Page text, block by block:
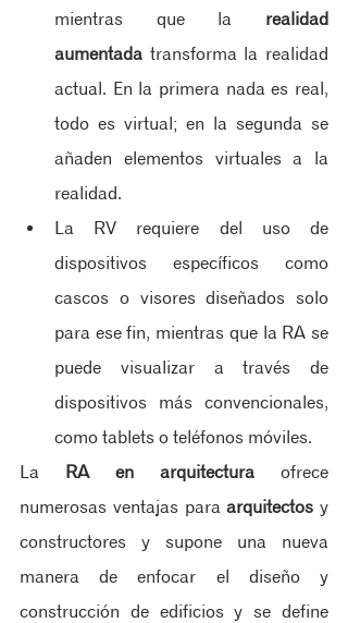
mientras que la realidad
aumentada transforma la realidad
actual. En la primera nada es real,
todo es virtual; en la segunda se
añaden elementos virtuales a la
realidad.
La RV requiere del uso de
dispositivos específicos como
cascos o visores diseñados solo
para ese fin, mientras que la RA se
puede visualizar a través de
dispositivos más convencionales,
como tablets o teléfonos móviles.
La RA en arquitectura ofrece
numerosas ventajas para arquitectos y
constructores y supone una nueva
manera de enfocar el diseño y
construcción de edificios y se define